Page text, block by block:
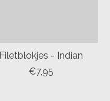
Filetblokjes - Indian
€7,95